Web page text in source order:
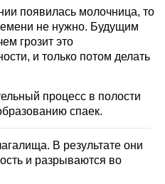
появилась молочница, то
не нужно. Будущим
грозит это
и только потом делать
процесс в полости
спаек.
В результате они
и разрываются во